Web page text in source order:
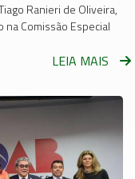
Ranieri de Oliveira,
Comissão Especial
LEIA MAIS